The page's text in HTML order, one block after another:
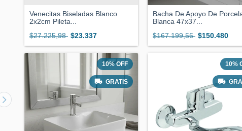
Venecitas Biseladas Blanco
2x2cm Pileta...
$27.225,98 $23.337
Bacha De Apoyo De
Blanca 47x37...
$167.199,56 $150.480
10% OFF
GRATIS
10%